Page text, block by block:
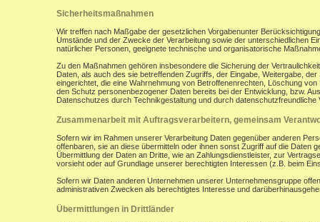
Sicherheitsmaßnahmen
Wir treffen nach Maßgabe der gesetzlichen Vorgabenunter
Umstände und der Zwecke der Verarbeitung sowie der unterschiedlichen
natürlicher Personen, geeignete technische und organisatorische
Zu den Maßnahmen gehören insbesondere die Sicherung der
Daten, als auch des sie betreffenden Zugriffs, der Eingabe, Weitergabe,
eingerichtet, die eine Wahrnehmung von Betroffenenrechten, Löschung
den Schutz personenbezogener Daten bereits bei der Entwicklung, bzw.
Datenschutzes durch Technikgestaltung und durch datenschutzfreundliche
Zusammenarbeit mit Auftragsverarbeitern, gemeinsam
Sofern wir im Rahmen unserer Verarbeitung Daten gegenüber anderen
offenbaren, sie an diese übermitteln oder ihnen sonst Zugriff auf die Daten
Übermittlung der Daten an Dritte, wie an Zahlungsdienstleister, zur
vorsieht oder auf Grundlage unserer berechtigten Interessen (z.B. beim
Sofern wir Daten anderen Unternehmen unserer Unternehmensgruppe
administrativen Zwecken als berechtigtes Interesse und
Übermittlungen in Drittländer